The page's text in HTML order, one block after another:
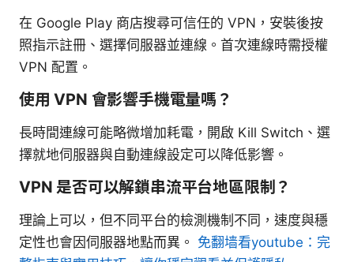
在 Google Play 商店搜尋可信任的 VPN，安裝後按
照指示註冊、選擇伺服器並連線。首次連線時需授權
VPN 配置。
使用 VPN 會影響手機電量嗎？
長時間連線可能略微增加耗電，開啟 Kill Switch、選
擇就地伺服器與自動連線設定可以降低影響。
VPN 是否可以解鎖串流平台地區限制？
理論上可以，但不同平台的檢測機制不同，速度與穩
定性也會因伺服器地點而異。 免翻墙看youtube：完